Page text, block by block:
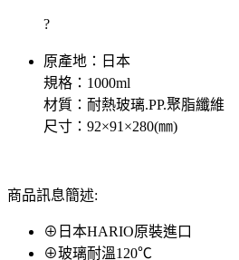
?
原產地：日本
規格：1000ml
材質：耐熱玻璃.PP.聚脂纖維
尺寸：92×91×280(㎜)
商品訊息簡述:
⊕日本HARIO原裝進口
⊕玻璃耐溫120℃